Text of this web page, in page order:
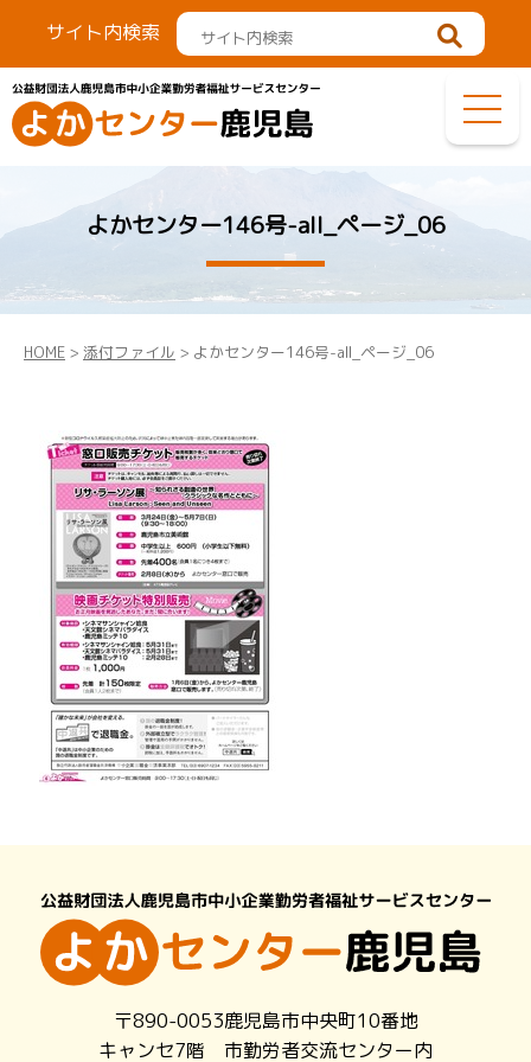
サイト内検索
よかセンター146号-all_ページ_06
HOME > 添付ファイル > よかセンター146号-all_ページ_06
〒890-0053鹿児島市中央町10番地
キャンセ7階 市勤労者交流センター内